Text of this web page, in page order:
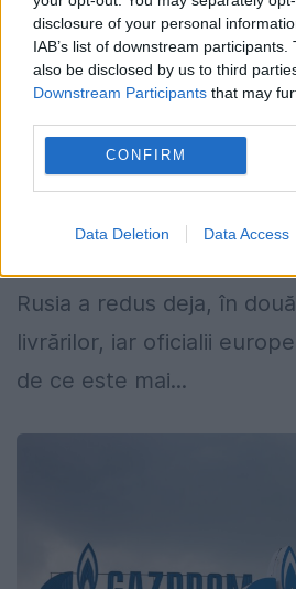
disclosure of your personal
IAB’s list of downstream
also be disclosed by us to third
Downstream Participants that may
CONFIRM
Data Deletion Data Access
Compania Gazprom a
livrarea de gaz rusesc
Europa se confruntă cu
Rusia a redus deja, în
livrărilor, iar oficialii
de ce este mai...